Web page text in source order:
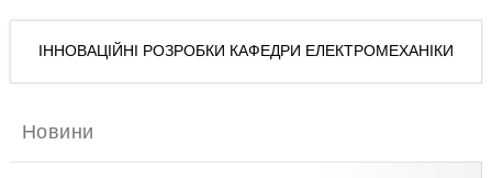
ІННОВАЦІЙНІ РОЗРОБКИ КАФЕДРИ ЕЛЕКТРОМЕХАНІКИ
Новини